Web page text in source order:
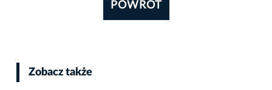
POWRÓT
Zobacz także